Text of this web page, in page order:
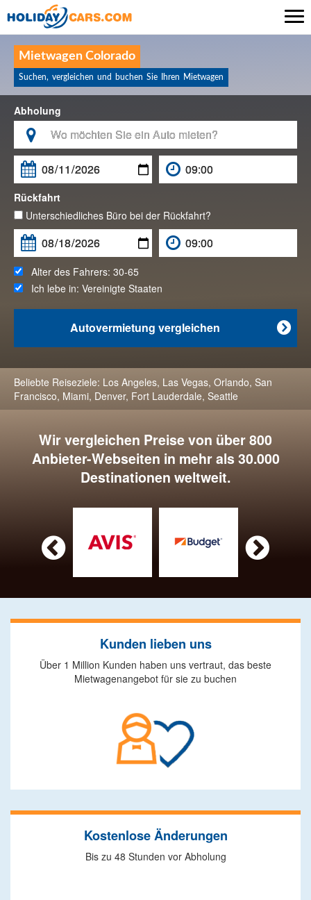
Mietwagen Colorado
Suchen, vergleichen und buchen Sie Ihren Mietwagen
Abholung


Rückfahrt
Unterschiedliches Büro bei der Rückfahrt?
Alter des Fahrers: 30-65
Ich lebe in: Vereinigte Staaten

Autovermietung vergleichen
Beliebte Reiseziele: Los Angeles, Las Vegas, Orlando, San
Francisco, Miami, Denver, Fort Lauderdale, Seattle
Wir vergleichen Preise von über 800
Anbieter-Webseiten in mehr als 30.000
Destinationen weltweit.
 
Kunden lieben uns
Über 1 Million Kunden haben uns vertraut, das beste
Mietwagenangebot für sie zu buchen
Kostenlose Änderungen
Bis zu 48 Stunden vor Abholung